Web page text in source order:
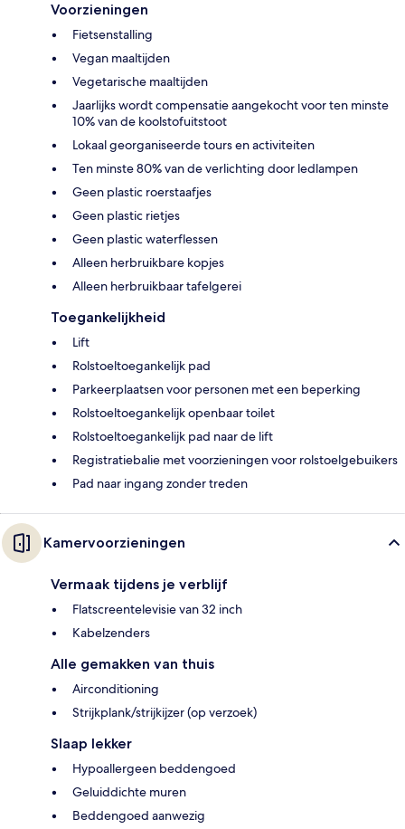
Voorzieningen
Fietsenstalling
Vegan maaltijden
Vegetarische maaltijden
Jaarlijks wordt compensatie aangekocht voor ten minste
10% van de koolstofuitstoot
Lokaal georganiseerde tours en activiteiten
Ten minste 80% van de verlichting door ledlampen
Geen plastic roerstaafjes
Geen plastic rietjes
Geen plastic waterflessen
Alleen herbruikbare kopjes
Alleen herbruikbaar tafelgerei
Toegankelijkheid
Lift
Rolstoeltoegankelijk pad
Parkeerplaatsen voor personen met een beperking
Rolstoeltoegankelijk openbaar toilet
Rolstoeltoegankelijk pad naar de lift
Registratiebalie met voorzieningen voor rolstoelgebuikers
Pad naar ingang zonder treden
Kamervoorzieningen
Vermaak tijdens je verblijf
Flatscreentelevisie van 32 inch
Kabelzenders
Alle gemakken van thuis
Airconditioning
Strijkplank/strijkijzer (op verzoek)
Slaap lekker
Hypoallergeen beddengoed
Geluiddichte muren
Beddengoed aanwezig